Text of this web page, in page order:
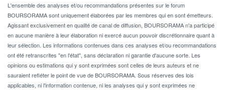
L'ensemble des analyses et/ou recommandations présentes sur le forum
BOURSORAMA sont uniquement élaborées par les membres qui en sont émetteurs.
Agissant exclusivement en qualité de canal de diffusion, BOURSORAMA n'a participé
en aucune manière à leur élaboration ni exercé aucun pouvoir discrétionnaire quant à
leur sélection. Les informations contenues dans ces analyses et/ou recommandations
ont été retranscrites "en l'état", sans déclaration ni garantie d'aucune sorte. Les
opinions ou estimations qui y sont exprimées sont celles de leurs auteurs et ne
sauraient refléter le point de vue de BOURSORAMA. Sous réserves des lois
applicables, ni l'information contenue, ni les analyses qui y sont exprimées ne